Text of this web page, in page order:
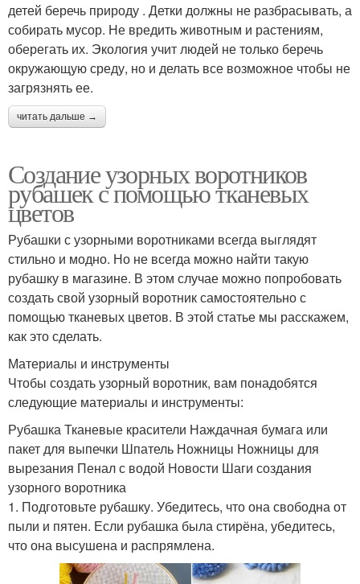
детей беречь природу . Детки должны не разбрасывать, а
собирать мусор. Не вредить животным и растениям,
оберегать их. Экология учит людей не только беречь
окружающую среду, но и делать все возможное чтобы не
загрязнять ее.
читать дальше →
Создание узорных воротников
рубашек с помощью тканевых
цветов
Рубашки с узорными воротниками всегда выглядят
стильно и модно. Но не всегда можно найти такую
рубашку в магазине. В этом случае можно попробовать
создать свой узорный воротник самостоятельно с
помощью тканевых цветов. В этой статье мы расскажем,
как это сделать.
Материалы и инструменты
Чтобы создать узорный воротник, вам понадобятся
следующие материалы и инструменты:
Рубашка Тканевые красители Наждачная бумага или
пакет для выпечки Шпатель Ножницы Ножницы для
вырезания Пенал с водой Новости Шаги создания
узорного воротника
1. Подготовьте рубашку. Убедитесь, что она свободна от
пыли и пятен. Если рубашка была стирёна, убедитесь,
что она высушена и распрямлена.